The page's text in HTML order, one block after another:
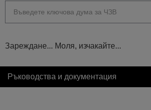
Зареждане... Моля, изчакайте...
Ръководства и документация